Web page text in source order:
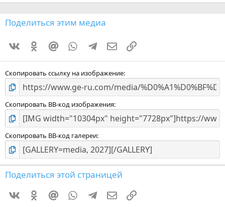
Поделиться этим медиа
VkontakteOdnoklassniki
Mail.ruWhatsAppTelegramЭлектронная почта
Ссылка
Скопировать ссылку на изображение
Скопировать BB-код изображения
Скопировать BB-код галереи
Поделиться этой страницей
VkontakteOdnoklassniki
Mail.ruWhatsAppTelegramЭлектронная почта
Ссылка